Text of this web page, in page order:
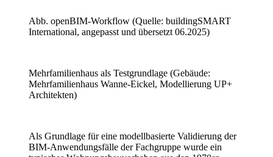
Abb. openBIM-Workflow (Quelle: buildingSMART
International, angepasst und übersetzt 06.2025)
Mehrfamilienhaus als Testgrundlage (Gebäude:
Mehrfamilienhaus Wanne-Eickel, Modellierung UP+
Architekten)
Als Grundlage für eine modellbasierte Validierung der
BIM-Anwendungsfälle der Fachgruppe wurde ein